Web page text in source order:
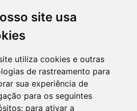
site usa
utiliza cookies e outras
de rastreamento para
sua experiência de
para os seguintes
para ativar a
PRINCIPIO
DO SUL
13h às 17h30, de segunda a